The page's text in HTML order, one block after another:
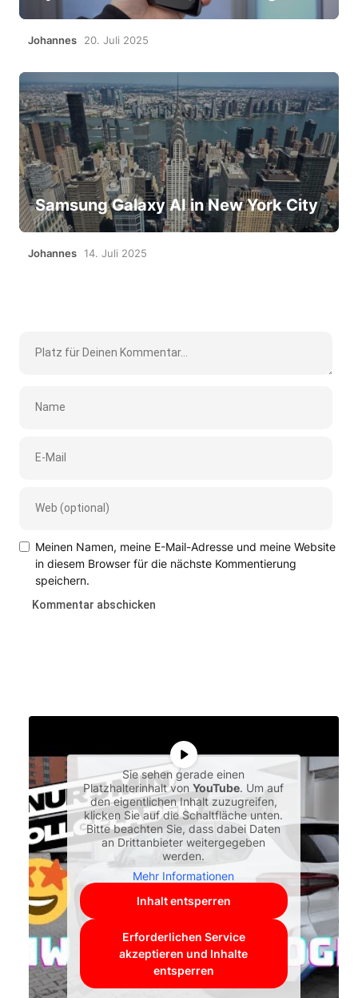
Johannes 20. Juli 2025
Samsung Galaxy AI in New York City
Johannes 14. Juli 2025
Meinen Namen, meine E-Mail-Adresse und meine Website
in diesem Browser für die nächste Kommentierung
speichern.
Sie sehen gerade einen
Platzhalterinhalt vonYouTube. Um auf
den eigentlichen Inhalt zuzugreifen,
klicken Sie auf die Schaltfläche unten.
Bitte beachten Sie, dass dabei Daten
an Drittanbieter weitergegeben
werden.
Mehr Informationen
Inhalt entsperren
Erforderlichen Service
akzeptieren und Inhalte
entsperren